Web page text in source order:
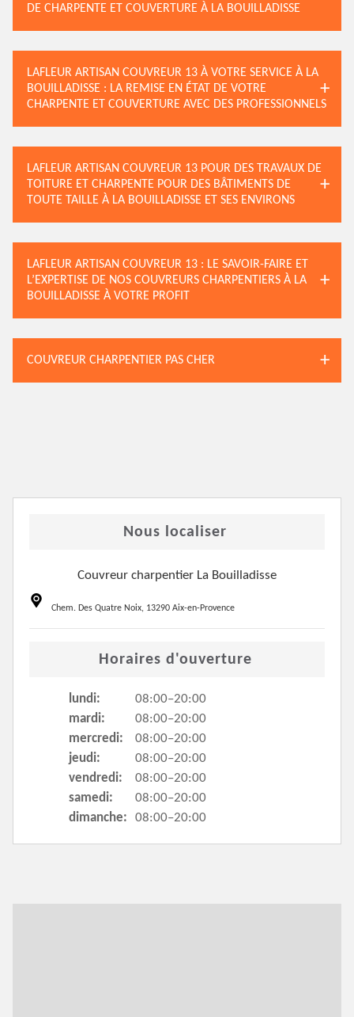
DE CHARPENTE ET COUVERTURE À LA BOUILLADISSE
LAFLEUR ARTISAN COUVREUR 13 À VOTRE SERVICE À LA
BOUILLADISSE : LA REMISE EN ÉTAT DE VOTRE
CHARPENTE ET COUVERTURE AVEC DES PROFESSIONNELS
LAFLEUR ARTISAN COUVREUR 13 POUR DES TRAVAUX DE
TOITURE ET CHARPENTE POUR DES BÂTIMENTS DE
TOUTE TAILLE À LA BOUILLADISSE ET SES ENVIRONS
LAFLEUR ARTISAN COUVREUR 13 : LE SAVOIR-FAIRE ET
L’EXPERTISE DE NOS COUVREURS CHARPENTIERS À LA
BOUILLADISSE À VOTRE PROFIT
COUVREUR CHARPENTIER PAS CHER
Nous localiser
Couvreur charpentier La Bouilladisse
Chem. Des Quatre Noix, 13290 Aix-en-Provence
Horaires d'ouverture
lundi:
08:00–20:00
mardi:
08:00–20:00
mercredi:
08:00–20:00
jeudi:
08:00–20:00
vendredi:
08:00–20:00
samedi:
08:00–20:00
dimanche:
08:00–20:00